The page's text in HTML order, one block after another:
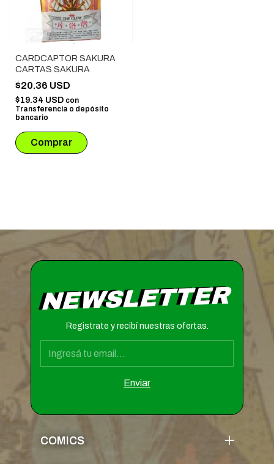
CARDCAPTOR SAKURA
CARTAS SAKURA
$20.36 USD
$19.34 USD con
Transferencia o depósito
bancario
NEWSLETTER
Registrate y recibí nuestras ofertas.
COMICS